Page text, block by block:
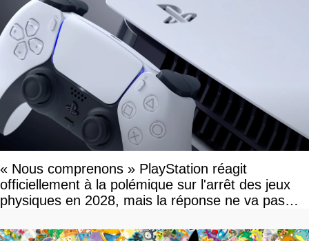
« Nous comprenons » PlayStation réagit
officiellement à la polémique sur l'arrêt des jeux
physiques en 2028, mais la réponse ne va pas